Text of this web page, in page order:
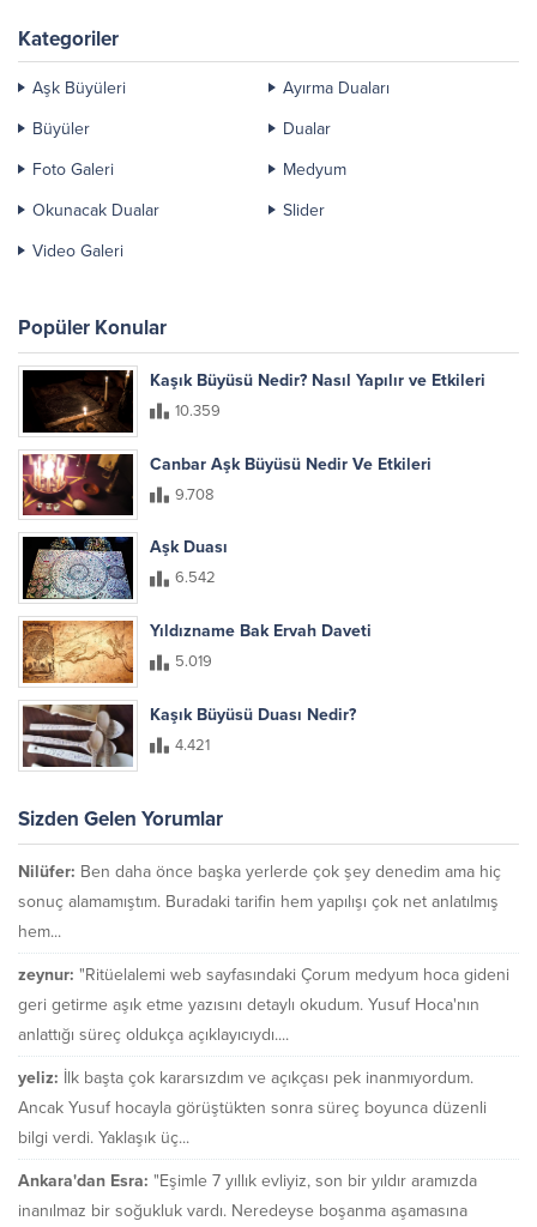
Kategoriler
Aşk Büyüleri
Ayırma Duaları
Büyüler
Dualar
Foto Galeri
Medyum
Okunacak Dualar
Slider
Video Galeri
Popüler Konular
Kaşık Büyüsü Nedir? Nasıl Yapılır ve Etkileri
10.359
Canbar Aşk Büyüsü Nedir Ve Etkileri
9.708
Aşk Duası
6.542
Yıldızname Bak Ervah Daveti
5.019
Kaşık Büyüsü Duası Nedir?
4.421
Sizden Gelen Yorumlar
Nilüfer: Ben daha önce başka yerlerde çok şey denedim ama hiç
sonuç alamamıştım. Buradaki tarifin hem yapılışı çok net anlatılmış
hem...
zeynur: "Ritüelalemi web sayfasındaki Çorum medyum hoca gideni
geri getirme aşık etme yazısını detaylı okudum. Yusuf Hoca'nın
anlattığı süreç oldukça açıklayıcıydı....
yeliz: İlk başta çok kararsızdım ve açıkçası pek inanmıyordum.
Ancak Yusuf hocayla görüştükten sonra süreç boyunca düzenli
bilgi verdi. Yaklaşık üç...
Ankara'dan Esra: "Eşimle 7 yıllık evliyiz, son bir yıldır aramızda
inanılmaz bir soğukluk vardı. Neredeyse boşanma aşamasına